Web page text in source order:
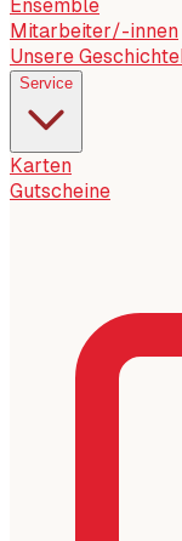
Ensemble
Mitarbeiter/-innen
Unsere Geschichte
Service
Karten
Gutscheine